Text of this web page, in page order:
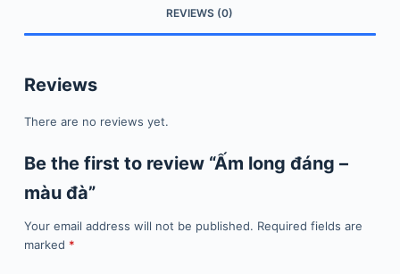
REVIEWS (0)
Reviews
There are no reviews yet.
Be the first to review “Ấm long đáng –
màu đà”
Your email address will not be published. Required fields are
marked *